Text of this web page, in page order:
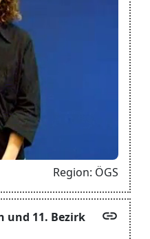
Region: ÖGS
und 11. Bezirk
link